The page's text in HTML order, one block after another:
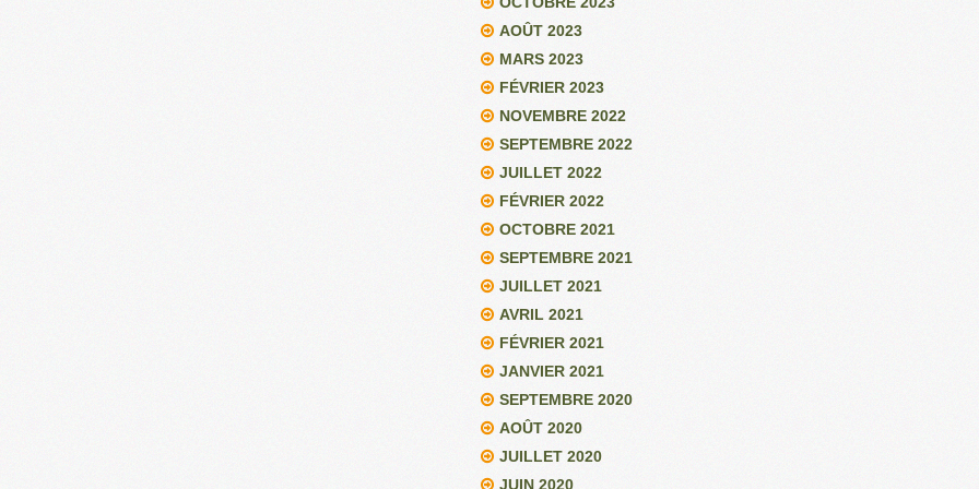
AOÛT 2023
MARS 2023
FÉVRIER 2023
NOVEMBRE 2022
SEPTEMBRE 2022
JUILLET 2022
FÉVRIER 2022
OCTOBRE 2021
SEPTEMBRE 2021
JUILLET 2021
AVRIL 2021
FÉVRIER 2021
JANVIER 2021
SEPTEMBRE 2020
AOÛT 2020
JUILLET 2020
JUIN 2020